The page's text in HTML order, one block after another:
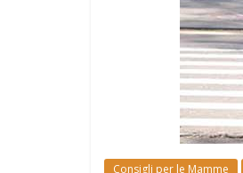
Consigli per le Mamme